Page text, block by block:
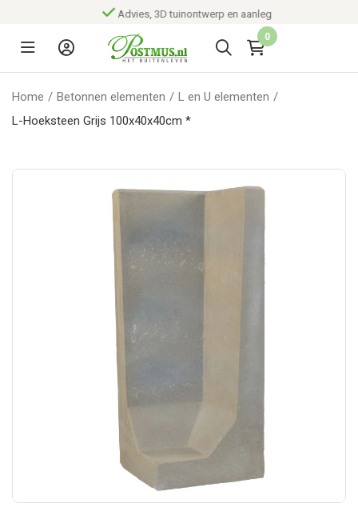
Advies, 3D tuinontwerp en aanleg
0
Home / Betonnen elementen / L en U elementen /
L-Hoeksteen Grijs 100x40x40cm *